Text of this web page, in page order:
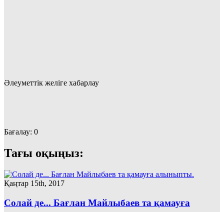
Әлеуметтік желіге хабарлау
Бағалау: 0
Тағы оқыңыз:
Қаңтар 15th, 2017
Солай де... Бағлан Майлыбаев та қамауға